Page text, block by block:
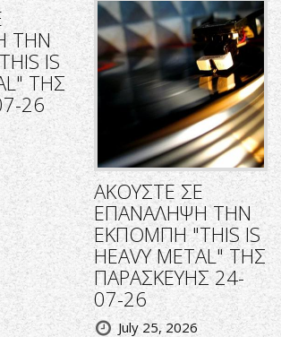
ΤΗΝ
IS
ΤΗΣ
26
ΑΚΟΥΣΤΕ ΣΕ
ΕΠΑΝΑΛΗΨΗ ΤΗΝ
ΕΚΠΟΜΠΗ "THIS IS
HEAVY METAL" ΤΗΣ
ΠΑΡΑΣΚΕΥΗΣ 24-
07-26
July 25, 2026